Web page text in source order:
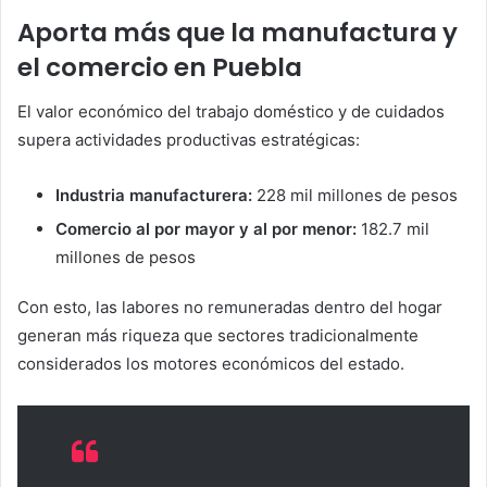
Aporta más que la manufactura y
el comercio en Puebla
El valor económico del trabajo doméstico y de cuidados
supera actividades productivas estratégicas:
Industria manufacturera: 228 mil millones de pesos
Comercio al por mayor y al por menor: 182.7 mil
millones de pesos
Con esto, las labores no remuneradas dentro del hogar
generan más riqueza que sectores tradicionalmente
considerados los motores económicos del estado.